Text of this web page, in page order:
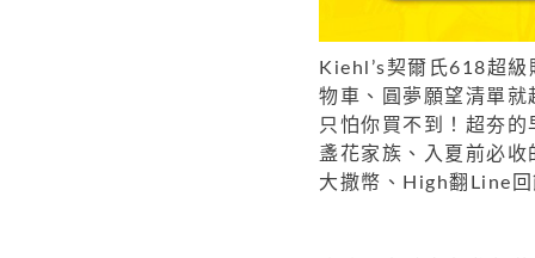
Kiehl’s契爾氏618超
物車、圓夢願望清單
只怕你買不到！超夯
盞花家族、入夏前必
大撒幣、High翻Line